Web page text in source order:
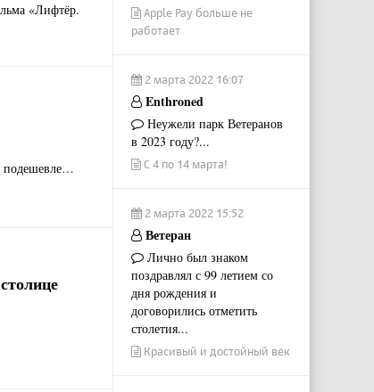
«Лифтёр.
подешевле…
Apple Pay больше не
работает
2 марта 2022 16:07
Enthroned
Неужели парк Ветеранов
в 2023 году?...
С 4 по 14 марта!
2 марта 2022 15:52
Ветеран
Лично был знаком
поздравлял с 99 летием со
дня рождения и
договорились отметить
столетия...
Красивый и достойный век